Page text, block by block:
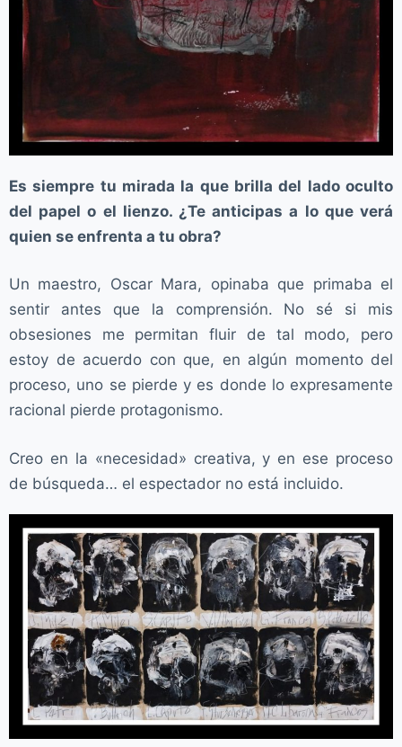
Es siempre tu mirada la que brilla del lado oculto
del papel o el lienzo. ¿Te anticipas a lo que verá
quien se enfrenta a tu obra?
Un maestro, Oscar Mara, opinaba que primaba el
sentir antes que la comprensión. No sé si mis
obsesiones me permitan fluir de tal modo, pero
estoy de acuerdo con que, en algún momento del
proceso, uno se pierde y es donde lo expresamente
racional pierde protagonismo.
Creo en la «necesidad» creativa, y en ese proceso
de búsqueda… el espectador no está incluido.